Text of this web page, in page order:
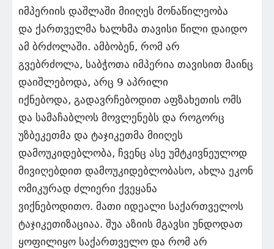
იმპერიის დაშლაში მიიღეს მონაწილეობა
და ქართველმა ხალხმა თავისი წილი დაიდო
ამ ბრძოლაში. ამბობენ, რომ არ
გვებრძოლა, საბჭოთა იმპერია თავისით მაინც
დაიშლებოდა, არც 9 აპრილი
იქნებოდა, გადავრჩებოდით აფზახეთის ომს
და სამაჩაბლოს მოვლენებს და როგორც
უზბეკეთმა და ტაჯიკეთმა მიიღეს
დამოუკიდებლობა, ჩვენც ასე უმტკივნეულოდ
მივიღებდით დამოუკიდებლობასო, ახლა ეკონ
ომიკურად ძლიერი ქვეყანა
ვიქნებოდითო. მათი იდეალი საქართველოს
ტაჯიკეთიზაციაა. შუა აზიის მგავსი უნდოდათ
ყოფილიყო საქართველო და რომ არ